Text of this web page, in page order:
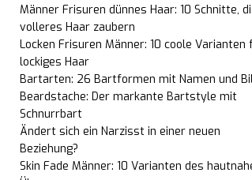
Männer Frisuren dünnes Haar: 10 Schnitte,
volleres Haar zaubern
Locken Frisuren Männer: 10 coole Varianten
lockiges Haar
Bartarten: 26 Bartformen mit Namen und
Beardstache: Der markante Bartstyle mit
Schnurrbart
Ändert sich ein Narzisst in einer neuen
Beziehung?
Skin Fade Männer: 10 Varianten des